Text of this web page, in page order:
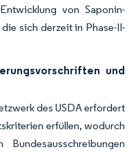
von Saponin-
sich derzeit in Phase-II-
und
des USDA erfordert
erfüllen, wodurch